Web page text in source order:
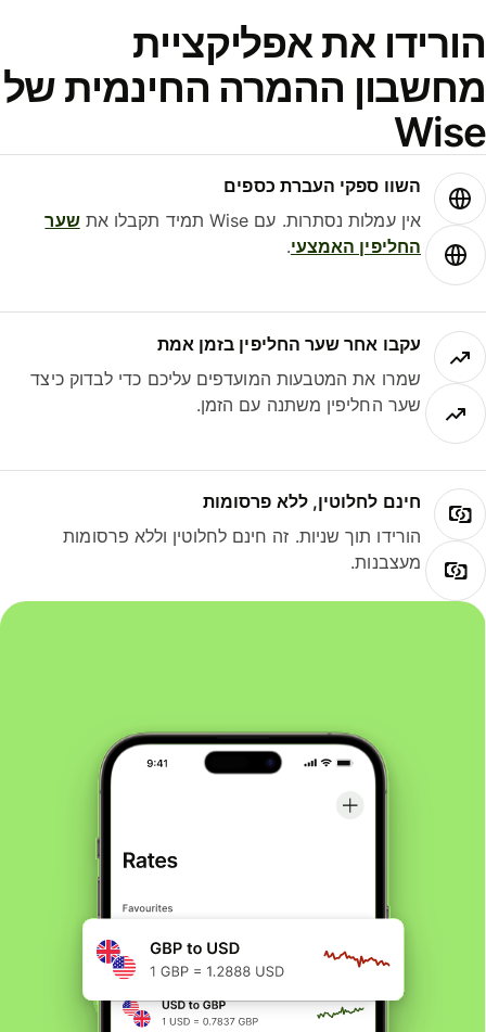
את אפליקציית
ההמרה החינמית של
השוו ספקי העברת כספים
אין עמלות נסתרות. עם Wise תמיד תקבלו את
שער
החליפין האמצעי.
עקבו אחר שער החליפין בזמן אמת
שמרו את המטבעות המועדפים עליכם כדי לבדוק כיצד
שער החליפין משתנה עם הזמן.
חינם לחלוטין, ללא פרסומות
הורידו תוך שניות. זה חינם לחלוטין וללא פרסומות
מעצבנות.